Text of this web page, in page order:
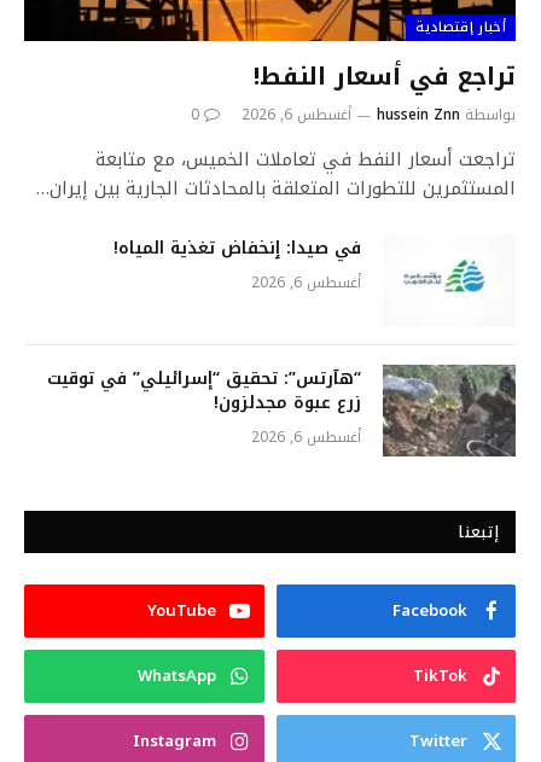
أخبار إقتصادية
تراجع في أسعار النفط!
بواسطة hussein Znn أغسطس 6, 2026 0
تراجعت أسعار النفط في تعاملات الخميس، مع متابعة
المستثمرين للتطورات المتعلقة بالمحادثات الجارية بين إيران…
في صيدا: ٳنخفاض تغذية المياه!
أغسطس 6, 2026
“هآرتس”: تحقيق “إسرائيلي” في توقيت
زرع عبوة مجدلزون!
أغسطس 6, 2026
إتبعنا
Facebook
YouTube
TikTok
WhatsApp
Twitter
Instagram